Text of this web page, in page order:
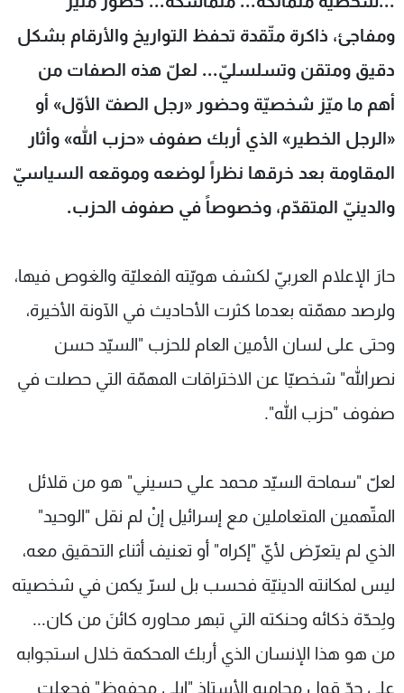
ومفاجئ، ذاكرة متّقدة تحفظ التواريخ والأرقام بشكل
دقيق ومتقن وتسلسليّ... لعلّ هذه الصفات من
أهم ما ميّز شخصيّة وحضور «رجل الصفّ الأوّل» أو
«الرجل الخطير» الذي أربك صفوف «حزب الله» وأثار
المقاومة بعد خرقها نظراً لوضعه وموقعه السياسيّ
والدينيّ المتقدّم، وخصوصاً في صفوف الحزب.
حارَ الإعلام العربيّ لكشف هويّته الفعليّة والغوص فيها،
ولرصد مهمّته بعدما كثرت الأحاديث في الآونة الأخيرة،
وحتى على لسان الأمين العام للحزب "السيّد حسن
نصرالله" شخصيّا عن الاختراقات المهمّة التي حصلت في
صفوف "حزب الله".
لعلّ "سماحة السيّد محمد علي حسيني" هو من قلائل
المتّهمين المتعاملين مع إسرائيل إنْ لم نقل "الوحيد"
الذي لم يتعرّض لأيّ "إكراه" أو تعنيف أثناء التحقيق معه،
ليس لمكانته الدينيّة فحسب بل لسرّ يكمن في شخصيته
ولِحدّة ذكائه وحنكته التي تبهر محاوره كائنَ من كان...
من هو هذا الإنسان الذي أربك المحكمة خلال استجوابه
على حدّ قول محاميه الأستاذ "إيلي محفوظ" فجعلت
الترددات
عن MTV
لاعلاناتكم
وظائف
شروط الإسـتخدام
سياسة الخصوصية